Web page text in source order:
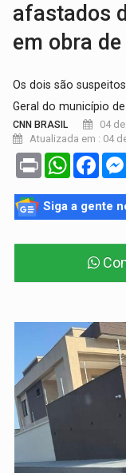
afastados
em obra
Os dois são
Geral do município
CNN BRASIL
04
Atualizada em : 04
Print WhatsApp
Siga a gente